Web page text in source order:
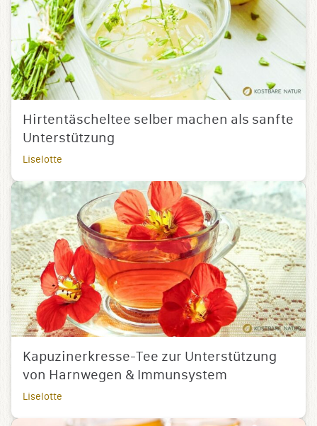
Hirtentäscheltee selber machen als sanfte
Unterstützung
Liselotte
Kapuzinerkresse-Tee zur Unterstützung
von Harnwegen & Immunsystem
Liselotte